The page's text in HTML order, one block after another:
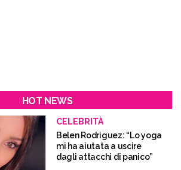
HOT NEWS
CELEBRITÀ
Belen Rodriguez: “Lo yoga
mi ha aiutata a uscire
dagli attacchi di panico”